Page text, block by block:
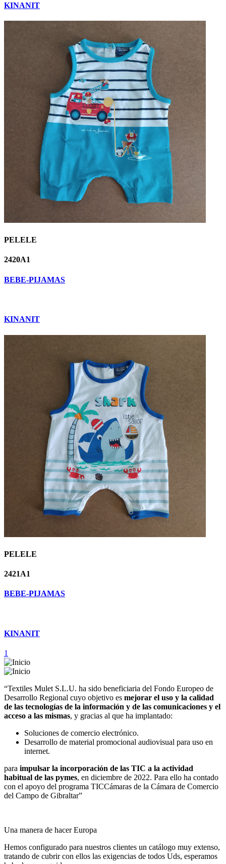
KINANIT
PELELE
2420A1
BEBE-PIJAMAS
KINANIT
PELELE
2421A1
BEBE-PIJAMAS
KINANIT
1
“Textiles Mulet S.L.U. ha sido beneficiaria del Fondo Europeo de
Desarrollo Regional cuyo objetivo es mejorar el uso y la calidad
de las tecnologías de la información y de las comunicaciones y el
acceso a las mismas, y gracias al que ha implantado:
Soluciones de comercio electrónico.
Desarrollo de material promocional audiovisual para uso en
internet.
para impulsar la incorporación de las TIC a la actividad
habitual de las pymes, en diciembre de 2022. Para ello ha contado
con el apoyo del programa TICCámaras de la Cámara de Comercio
del Campo de Gibraltar”
Una manera de hacer Europa
Hemos configurado para nuestros clientes un catálogo muy extenso,
tratando de cubrir con ellos las exigencias de todos Uds, esperamos